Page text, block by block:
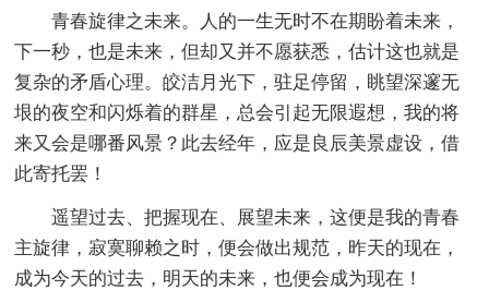
青春旋律之未来。人的一生无时不在期盼着未来，
下一秒，也是未来，但却又并不愿获悉，估计这也就是
复杂的矛盾心理。皎洁月光下，驻足停留，眺望深邃无
垠的夜空和闪烁着的群星，总会引起无限遐想，我的将
来又会是哪番风景？此去经年，应是良辰美景虚设，借
此寄托罢！
遥望过去、把握现在、展望未来，这便是我的青春
主旋律，寂寞聊赖之时，便会做出规范，昨天的现在，
成为今天的过去，明天的未来，也便会成为现在！